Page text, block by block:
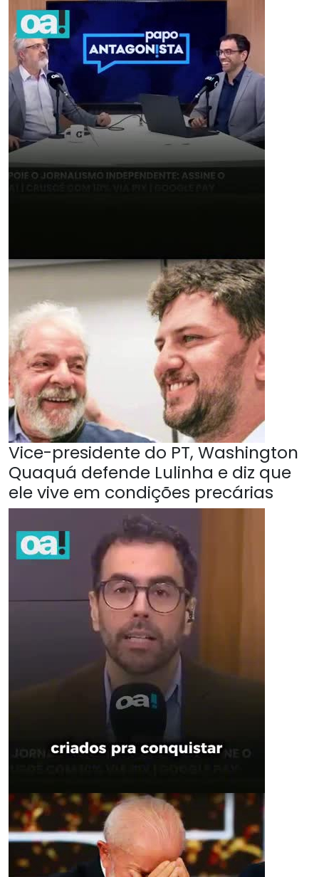
Vice-presidente do PT, Washington
Quaquá defende Lulinha e diz que
ele vive em condições precárias